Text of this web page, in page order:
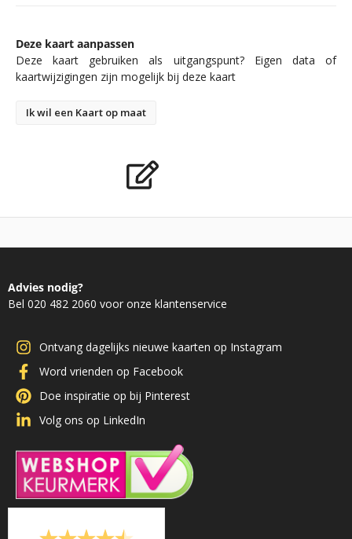
Deze kaart aanpassen
Deze kaart gebruiken als uitgangspunt? Eigen data of
kaartwijzigingen zijn mogelijk bij deze kaart
Ik wil een Kaart op maat
Advies nodig?
Bel 020 482 2060 voor onze klantenservice
Ontvang dagelijks nieuwe kaarten op Instagram
Word vrienden op Facebook
Doe inspiratie op bij Pinterest
Volg ons op LinkedIn